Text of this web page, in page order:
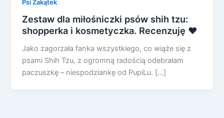
Psi Zakątek
Zestaw dla miłośniczki psów shih tzu:
shopperka i kosmetyczka. Recenzuję ❤
Jako zagorzała fanka wszystkiego, co wiąże się z
psami Shih Tzu, z ogromną radością odebrałam
paczuszkę – niespodziankę od PupiLu. […]